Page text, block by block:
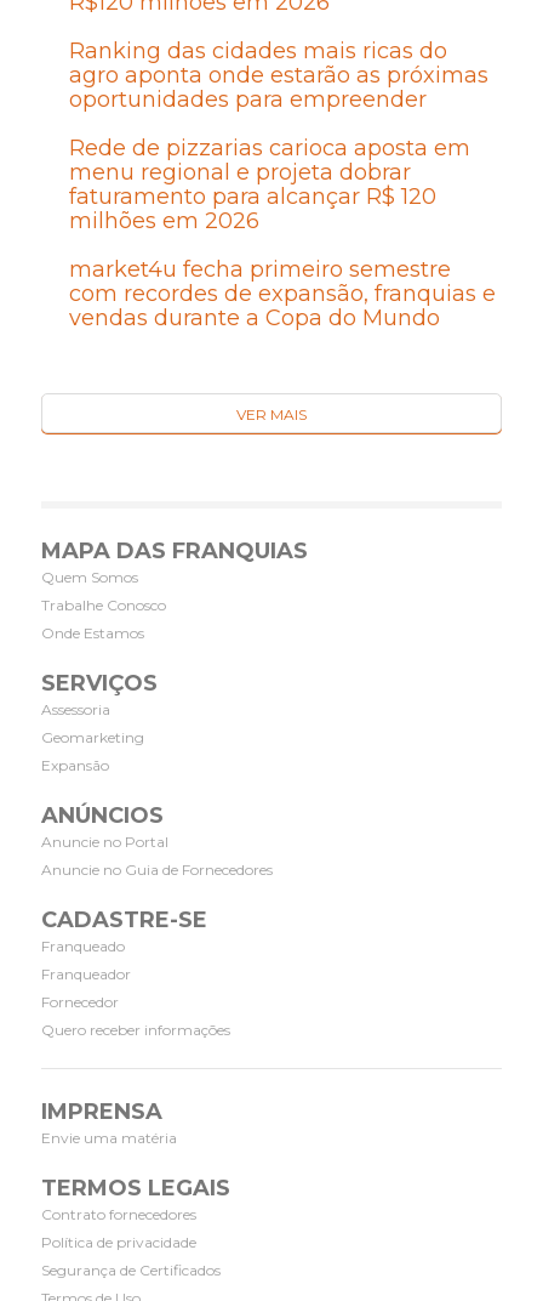
Ranking das cidades mais ricas do
agro aponta onde estarão as próximas
oportunidades para empreender
Rede de pizzarias carioca aposta em
menu regional e projeta dobrar
faturamento para alcançar R$ 120
milhões em 2026
market4u fecha primeiro semestre
com recordes de expansão, franquias e
vendas durante a Copa do Mundo
VER MAIS
MAPA DAS FRANQUIAS
Quem Somos
Trabalhe Conosco
Onde Estamos
SERVIÇOS
Assessoria
Geomarketing
Expansão
ANÚNCIOS
Anuncie no Portal
Anuncie no Guia de Fornecedores
CADASTRE-SE
Franqueado
Franqueador
Fornecedor
Quero receber informações
IMPRENSA
Envie uma matéria
TERMOS LEGAIS
Contrato fornecedores
Política de privacidade
Segurança de Certificados